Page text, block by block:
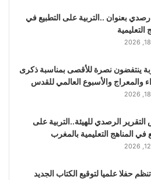
بعنوان ..التربية على التطبيع في
التعليمية
ينتفضون نصرة للأقصى بمناسبة ذكرى
والمعراج والأسبوع العالمي للقدس
الرصدي للهيئة..التربية على
في المناهج التعليمية بالمغرب
تنظم حفلا علميا لتوقيع الكتاب الجديد